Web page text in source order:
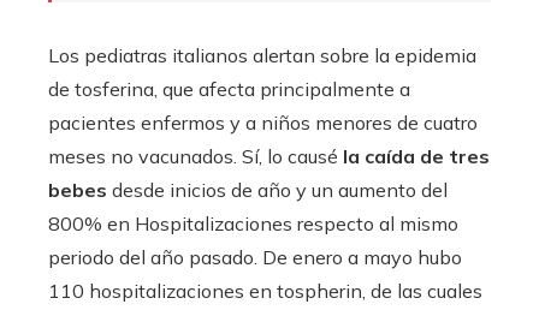
Los pediatras italianos alertan sobre la epidemia
de tosferina, que afecta principalmente a
pacientes enfermos y a niños menores de cuatro
meses no vacunados. Sí, lo causé la caída de tres
bebes desde inicios de año y un aumento del
800% en Hospitalizaciones respecto al mismo
periodo del año pasado. De enero a mayo hubo
110 hospitalizaciones en tospherin, de las cuales